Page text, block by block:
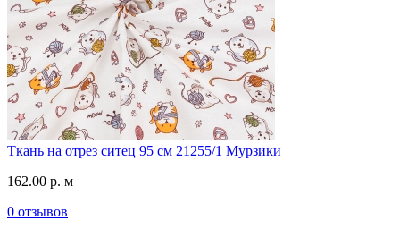
Ткань на отрез ситец 95 см 21255/1 Мурзики
162.00 р. м
0 отзывов